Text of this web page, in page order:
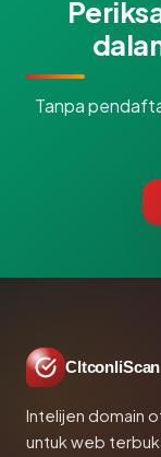
Tanpa
CltconliScan
Intelijen domain
untuk web